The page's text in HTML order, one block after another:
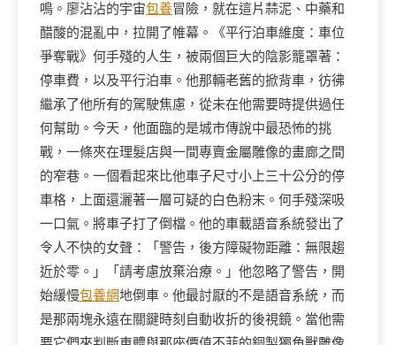
鳴。廖沾沾的宇宙包養冒險，就在這片蒜泥、中藥和
醋酸的混亂中，拉開了帷幕。《平行泊車維度：車位
爭奪戰》何手殘的人生，被兩個巨大的陰影籠罩著：
停車費，以及平行泊車。他那輛老舊的掀背車，彷彿
繼承了他所有的駕駛焦慮，從未在他需要時提供過任
何幫助。今天，他面臨的是城市傳說中最恐怖的挑
戰，一條夾在理髮店與一間專賣金屬雕像的畫廊之間
的窄巷。一個看起來比他車子尺寸小上三十公分的停
車格，上面還灑著一層可疑的白色粉末。何手殘深吸
一口氣。將車子打了倒檔。他的車載語音系統發出了
令人不快的女聲：「警告，後方障礙物距離：無限趨
近於零。」「請考慮放棄治療。」他忽略了警告，開
始緩慢包養網地倒車。他最討厭的不是語音系統，而
是那兩塊永遠在關鍵時刻自動收折的後視鏡。當他需